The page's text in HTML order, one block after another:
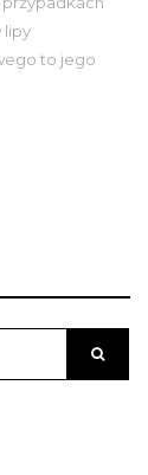
lipy
to jego